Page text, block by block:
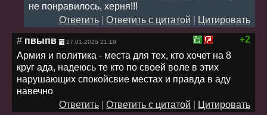
не понравилось, херня!!!
Ответить
Ответить с цитатой
Цитировать
+2
# пвыпв 27.01.2025 21:19
Армия и политика - места для тех, кто хочет на 8
круг ада, надеюсь те кто по своей воле в этих
нарушающих спокойсвие местах и правда в аду
навечно
Ответить
Ответить с цитатой
Цитировать